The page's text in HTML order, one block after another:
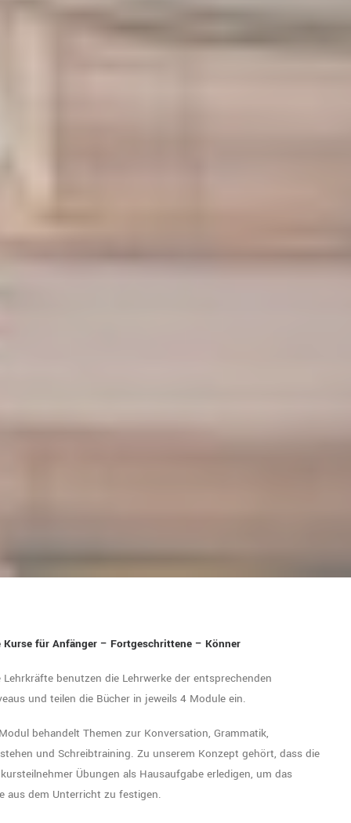
Kurse für Anfänger – Fortgeschrittene – Könner
Lehrkräfte benutzen die Lehrwerke der entsprechenden
und teilen die Bücher in jeweils 4 Module ein.
behandelt Themen zur Konversation, Grammatik,
und Schreibtraining. Zu unserem Konzept gehört, dass die
Übungen als Hausaufgabe erledigen, um das
aus dem Unterricht zu festigen.